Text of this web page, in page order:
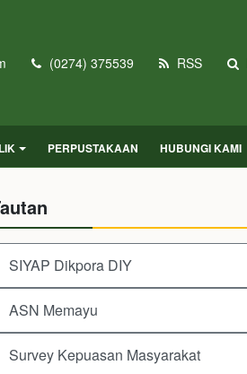
(0274) 375539 RSS
PERPUSTAKAAN HUBUNGI KAMI
SIYAP Dikpora DIY
ASN Memayu
Survey Kepuasan Masyarakat